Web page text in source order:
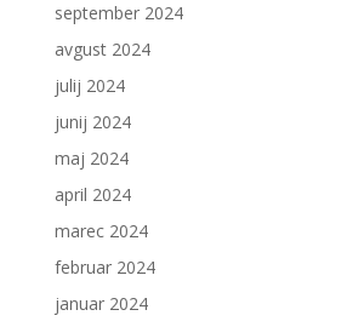
september 2024
avgust 2024
julij 2024
junij 2024
maj 2024
april 2024
marec 2024
februar 2024
januar 2024